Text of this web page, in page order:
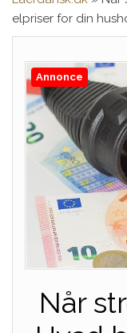
elpriser for din
Annonce
Når